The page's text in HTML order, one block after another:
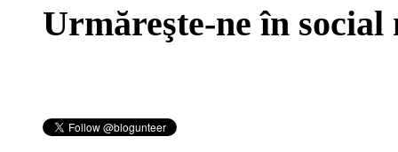
Urmăreşte-ne în social